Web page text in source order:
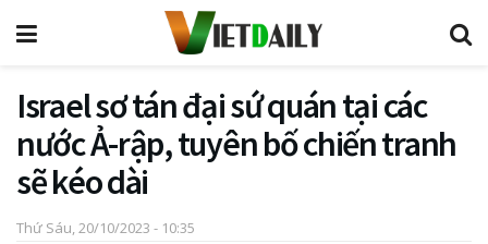
Israel sơ tán đại sứ quán tại các
nước Ả-rập, tuyên bố chiến tranh
sẽ kéo dài
Thứ Sáu, 20/10/2023 - 10:35